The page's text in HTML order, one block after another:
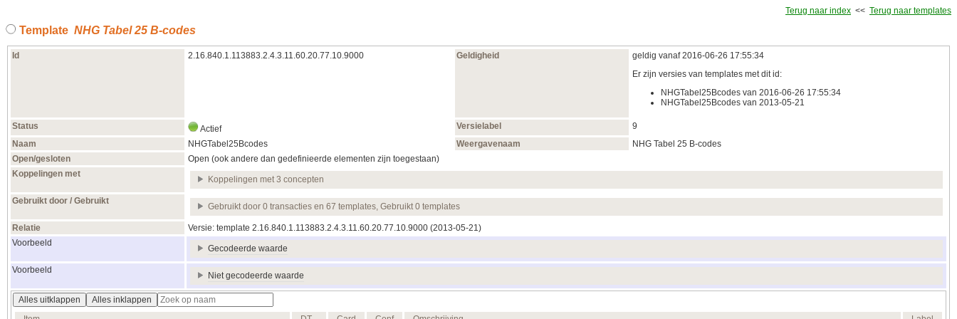
Terug naar index << Terug naar templates
Template NHG Tabel 25 B-codes
Id 2.16.840.1.113883.2.4.3.11.60.20.77.10.9000 Geldigheid
geldig vanaf 2016‑06‑26 17:55:34
Er zijn versies van templates met dit id:
NHGTabel25Bcodes van 2016‑06‑26 17:55:34
NHGTabel25Bcodes van 2013‑05‑21
Status Actief Versielabel
9
Naam
NHGTabel25Bcodes Weergavenaam
NHG Tabel 25 B-codes
Open/gesloten
Open (ook andere dan gedefinieerde elementen zijn toegestaan)
Koppelingen met
Koppelingen met 3 concepten
Gebruikt door / Gebruikt
Gebruikt door 0 transacties en 67 templates, Gebruikt 0 templates
Relatie Versie: template 2.16.840.1.113883.2.4.3.11.60.20.77.10.9000 (2013‑05‑21)
Voorbeeld
Gecodeerde waarde
Voorbeeld
Niet gecodeerde waarde
Alles uitklappen
Alles inklappen